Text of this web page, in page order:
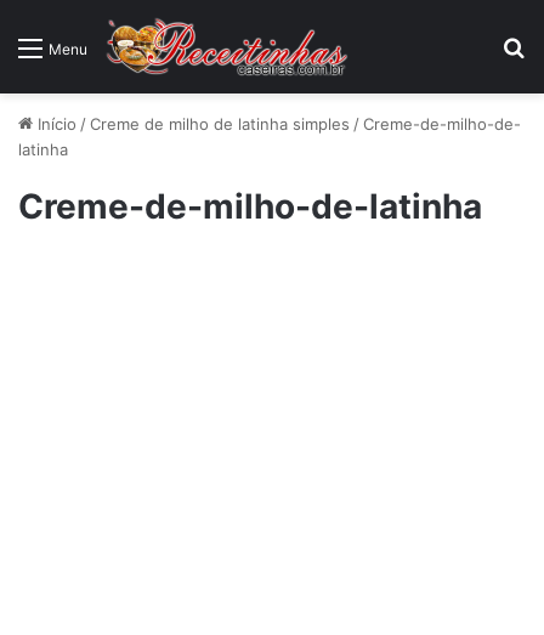
Menu
Início /Creme de milho de latinha simples /Creme-de-milho-de-
latinha
Creme-de-milho-de-latinha